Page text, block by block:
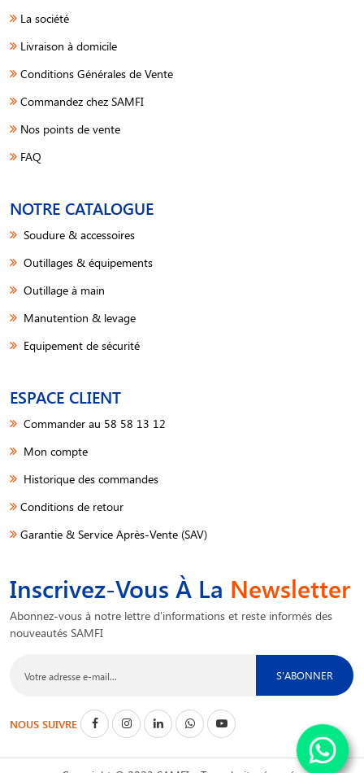
La société
Livraison à domicile
Conditions Générales de Vente
Commandez chez SAMFI
Nos points de vente
FAQ
NOTRE CATALOGUE
Soudure & accessoires
Outillages & équipements
Outillage à main
Manutention & levage
Equipement de sécurité
ESPACE CLIENT
Commander au 58 58 13 12
Mon compte
Historique des commandes
Conditions de retour
Garantie & Service Après-Vente (SAV)
Inscrivez-Vous À La Newsletter
Abonnez-vous à notre lettre d'informations et reste informés des
nouveautés SAMFI
S'ABONNER
NOUS SUIVRE